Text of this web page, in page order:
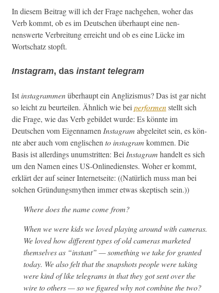
In diesem Beitrag will ich der Frage nachge­hen, woher das
Verb kommt, ob es im Deutschen über­haupt eine nen­
nenswerte Ver­bre­itung erre­icht und ob es eine Lücke im
Wortschatz stopft.
Instagram, das instant telegram
Istinsta­gram­menüber­haupt ein Anglizis­mus? Das ist gar nicht
so leicht zu beurteilen. Ähn­lich wie beiper­for­menstellt sich
die Frage, wie das Verb gebildet wurde: Es kön­nte im
Deutschen vom Eigen­na­men Insta­gram abgeleit­et sein, es kön­
nte aber auch vom englis­chento insta­gram kom­men. Die
Basis ist allerd­ings unum­strit­ten: Bei Insta­gram han­delt es sich
um den Namen eines US-Online­di­en­stes. Woher er kommt,
erk­lärt der auf sein­er Inter­net­seite: ((Natür­lich muss man bei
solchen Grün­dungsmythen immer etwas skep­tisch sein.))
Where does the name come from?
When we were kids we loved play­ing around with cam­eras.
We loved how dif­fer­ent types of old cam­eras mar­ket­ed
them­selves as “instant” — some­thing we take for grant­ed
today. We also felt that the snap­shots peo­ple were tak­ing
were kind of like telegrams in that they got sent over the
wire to oth­ers — so we fig­ured why not com­bine the two?